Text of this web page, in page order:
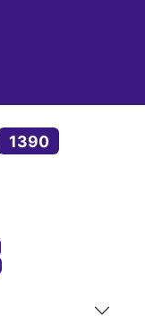
1390